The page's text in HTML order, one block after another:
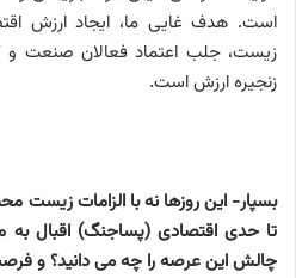
است. هدف غایی ما، ایجاد ارزش
زیست، جلب اعتماد فعالان صنعت و
زنجیره ارزش است.
بسپار- این روزها نه با الزامات زیست
تا حدی اقتصادی (پساجنگ) اقبال به
چالش این عرصه را چه می دانید؟ و